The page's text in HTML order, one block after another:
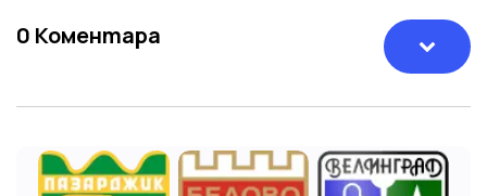
0 Коментара